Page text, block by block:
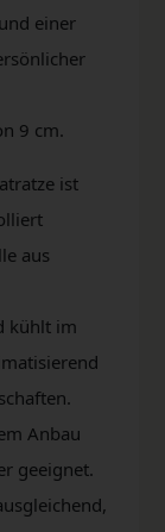
einer
9 cm.
ist
aus
kühlt im
Anbau
geeignet.